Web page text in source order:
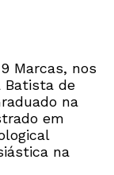
Marcas, nos
Batista de
na
em
na